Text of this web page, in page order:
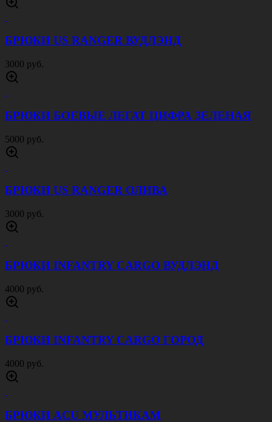
БРЮКИ US RANGER ВУДЛЭНД
3000 руб.
БРЮКИ БОЕВЫЕ ЛЕГАТ ЦИФРА ЗЕЛЕНАЯ
5000 руб.
БРЮКИ US RANGER ОЛИВА
3000 руб.
БРЮКИ INFANTRY CARGO ВУДЛЭНД
4000 руб.
БРЮКИ INFANTRY CARGO ГОРОД
4000 руб.
БРЮКИ ACU МУЛЬТИКАМ